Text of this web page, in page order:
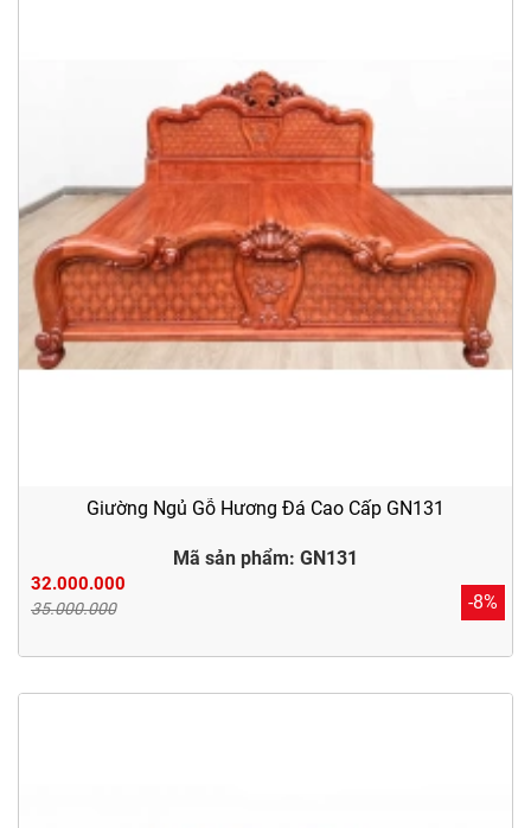
Giường Ngủ Gỗ Hương Đá Cao Cấp GN131
Mã sản phẩm: GN131
32.000.000
35.000.000 -8%